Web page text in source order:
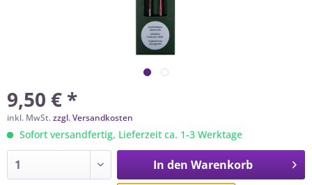
9,50 € *
inkl. MwSt.zzgl. Versandkosten
Sofort versandfertig, Lieferzeit ca. 1-3 Werktage
In den Warenkorb